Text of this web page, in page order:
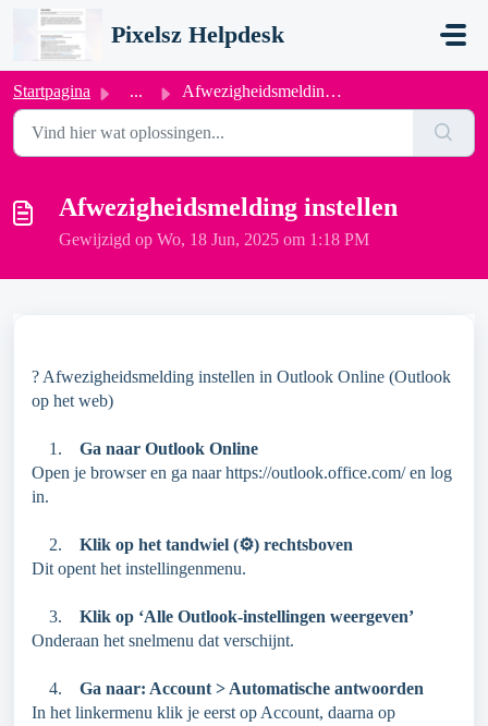
Doorgaan naar hoofdinhoud
Pixelsz Helpdesk
Startpagina ... Afwezigheidsmelding instellen
Afwezigheidsmelding instellen
Gewijzigd op Wo, 18 Jun, 2025 om 1:18 PM
? Afwezigheidsmelding instellen in Outlook Online (Outlook
op het web)
1. Ga naar Outlook Online
Open je browser en ga naar https://outlook.office.com/ en log
in.
2. Klik op het tandwiel (⚙️) rechtsboven
Dit opent het instellingenmenu.
3. Klik op ‘Alle Outlook-instellingen weergeven’
Onderaan het snelmenu dat verschijnt.
4. Ga naar: Account > Automatische antwoorden
In het linkermenu klik je eerst op Account, daarna op